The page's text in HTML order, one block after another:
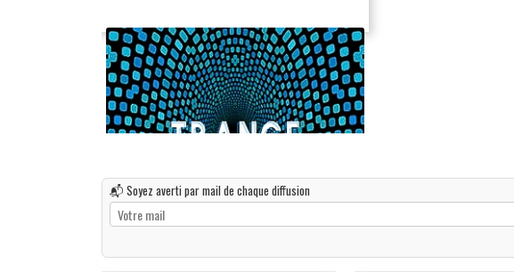
📬 Soyez averti par mail de chaque diffusion